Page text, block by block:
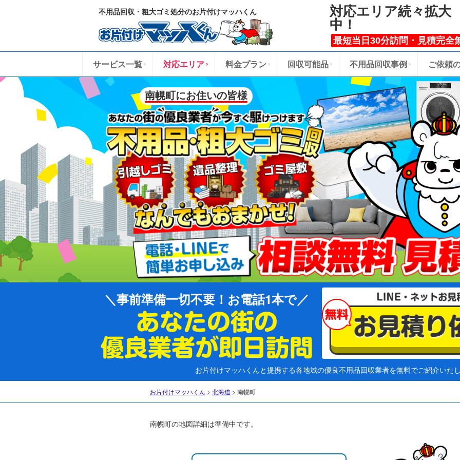
不用品回収・粗大ゴミ処分のお片付けマッハくん 対応エリア続々拡大
中！
最短当日30分訪問・見積完全
サービス一覧 対応エリア 料金プラン 回収可能品 不用品回収事例 ご依頼
南幌町にお住いの皆様
事前準備一切不要！お電話1本で
お片付けマッハくんと提携する各地域の優良不用品回収業者を無料でご紹介いた
お片付けマッハくん > 北海道 > 南幌町
南幌町の地図詳細は準備中です。